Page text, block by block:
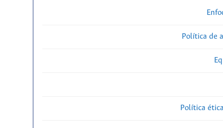
Política de
Política